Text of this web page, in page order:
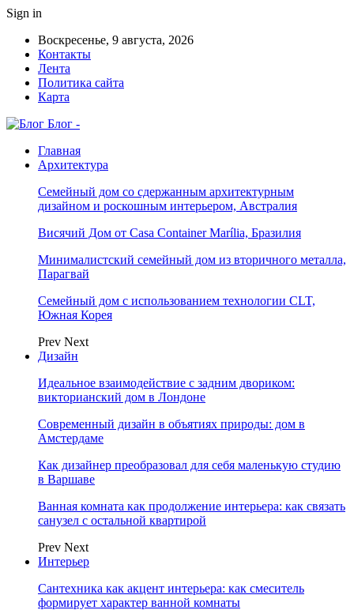
Sign in
Воскресенье, 9 августа, 2026
Контакты
Лента
Политика сайта
Карта
Блог -
Главная
Архитектура
Семейный дом со сдержанным архитектурным
дизайном и роскошным интерьером, Австралия
Висячий Дом от Casa Container Marília, Бразилия
Минималистский семейный дом из вторичного металла,
Парагвай
Семейный дом с использованием технологии CLT,
Южная Корея
Prev Next
Дизайн
Идеальное взаимодействие с задним двориком:
викторианский дом в Лондоне
Современный дизайн в объятиях природы: дом в
Амстердаме
Как дизайнер преобразовал для себя маленькую студию
в Варшаве
Ванная комната как продолжение интерьера: как связать
санузел с остальной квартирой
Prev Next
Интерьер
Сантехника как акцент интерьера: как смеситель
формирует характер ванной комнаты